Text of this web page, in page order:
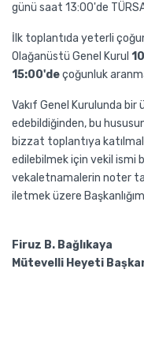
günü saat 13:00'de
İlk toplantıda yeterli
Olağanüstü Genel Kurul
15:00'deçoğunluk
Vakıf Genel Kurulunda
edebildiğinden, bu
bizzat toplantıya
edilebilmek için vekil ismi
vekaletnamalerin noter
iletmek üzere
Firuz B. Bağlıkaya
Mütevelli Heyeti